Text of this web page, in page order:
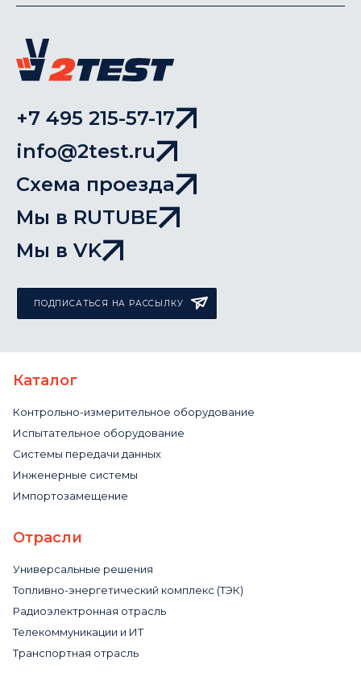
+7 495 215-57-17
info@2test.ru
Схема проезда
Мы в RUTUBE
Мы в VK
ПОДПИСАТЬСЯ НА РАССЫЛКУ
Каталог
Контрольно-измерительное оборудование
Испытательное оборудование
Системы передачи данных
Инженерные системы
Импортозамещение
Отрасли
Универсальные решения
Топливно-энергетический комплекс (ТЭК)
Радиоэлектронная отрасль
Телекоммуникации и ИТ
Транспортная отрасль